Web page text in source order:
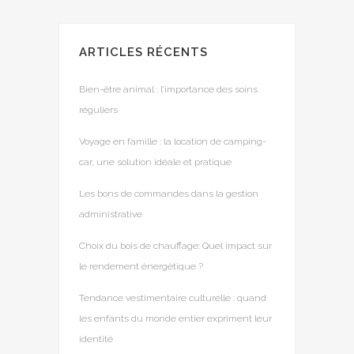
ARTICLES RÉCENTS
Bien-être animal : l’importance des soins
réguliers
Voyage en famille : la location de camping-
car, une solution idéale et pratique
Les bons de commandes dans la gestion
administrative
Choix du bois de chauffage: Quel impact sur
le rendement énergétique ?
Tendance vestimentaire culturelle : quand
les enfants du monde entier expriment leur
identité